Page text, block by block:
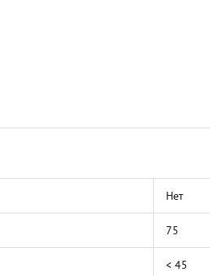
Нет
75
< 45